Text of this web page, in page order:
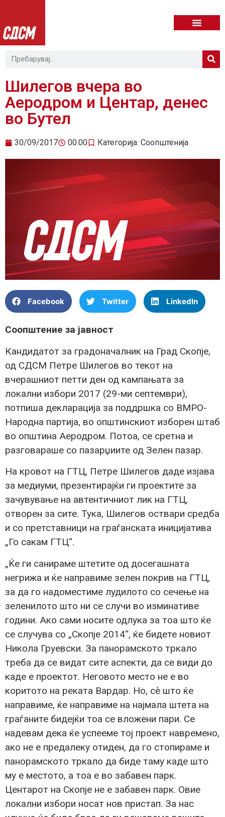
Шилегов вчера во
Аеродром и Центар, денес
во Бутел
30/09/2017 00:00 Категорија: Соопштенија
Facebook Twitter LinkedIn
Соопштение за јавност
Кандидатот за градоначалник на Град Скопје,
од СДСМ Петре Шилегов во текот на
вчерашниот петти ден од кампањата за
локални избори 2017 (29-ми септември),
потпиша декларација за поддршка со ВМРО-
Народна партија, во општинскиот изборен штаб
во општина Аеродром. Потоа, се сретна и
разговараше со пазарџиите од Зелен пазар.
На кровот на ГТЦ, Петре Шилегов даде изјава
за медиуми, презентирајќи ги проектите за
зачувување на автентичниот лик на ГТЦ,
отворен за сите. Тука, Шилегов оствари средба
и со претставници на граѓанската иницијатива
„Го сакам ГТЦ“.
„Ќе ги санираме штетите од досегашната
негрижа и ќе направиме зелен покрив на ГТЦ,
за да го надоместиме лудилото со сечење на
зеленилото што ни се случи во изминативе
години. Ако сами носите одлука за тоа што ќе
се случува со „Скопје 2014“, ќе бидете новиот
Никола Груевски. За панорамското тркало
треба да се видат сите аспекти, да се види до
каде е проектот. Неговото место не е во
коритото на реката Вардар. Но, сè што ќе
направиме, ќе направиме на најмала штета на
граѓаните бидејќи тоа се вложени пари. Се
надевам дека ќе успееме тој проект навремено,
ако не е предалеку отиден, да го стопираме и
панорамското тркало да биде таму каде што
му е местото, а тоа е во забавен парк.
Центарот на Скопје не е забавен парк. Овие
локални избори носат нов пристап. За нас